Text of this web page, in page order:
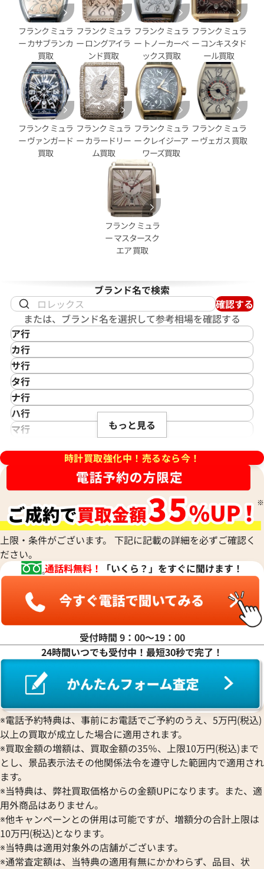
フランク ミュラ
ー カサブランカ
買取
フランク ミュラ
ー ロングアイラ
ンド買取
フランク ミュラ
ー トノーカーベ
ックス買取
フランク ミュラ
ー コンキスタド
ール買取
フランク ミュラ
ー ヴァンガード
買取
フランク ミュラ
ー カラードリー
ム買取
フランク ミュラ
ー クレイジーア
ワーズ買取
フランク ミュラ
ー ヴェガス 買取
フランク ミュラ
ー マスタースク
エア 買取
ブランド名で検索
確認する
または、ブランド名を選択して参考相場を確認する
ア行
IKEPOD
アイクポッド
IWC
アイダブリューシー
Azimuth
アジムース
ANONIMO
Alain Silberstein
アラン・シルベスタイン
Armand Nicolet
アルマン・ニコレ
WALTHAM
ウォルサム
HUBLOT
ウブロ
ETERNA
エテルナ
EDOX
エドックス
EBERHARD
エベラール
EBEL
エベル
EPOS
Hermes
エルメス
OMEGA
オメガ
ORIENT
オリエント
ORIS
オリス
Audemars Piguet
オーデマ ピゲ
Vacheron Constantin
カ行
CASIO
カシオ
Cartier
カルティエ
Gaga Milano
ガガミラノ
Quinting
クインティング
Cuervo y Sobrinos
クエルボ・イ・ソブリノス
CVSTOS
クストス
Chronoswiss
クロノスイス
GUCCI
グッチ
Graham
グラハム
グランドセイコー
CORUM
コルム
Concord
コンコルド
サ行
Saint Laurent
サンローラン
Shellman
シェルマン
CITIZEN
シチズン
Chopard
ショパール
CHAUMET
ショーメ
Jacob & Co.
ジェイコブ
Gerald Genta
ジェラルド・ジェンタ
Jaeger-LeCoultre
ジャケ・ドロー
Girard-Perregaux
ジラール・ペルゴ
Sinn
ジン
STOWA
ストーヴァ
SEIKO
セイコー
CENTURY
センチュリー
ZENITH
ゼニス
タ行
TAG Heuer
タグ・ホイヤー
Daniel Roth
ダニエル・ロート
TUDOR
チューダー(チュードル)
ティファニー
Dior
ディオール
ナ行
NOMOS Glashütte
ノモス グラスヒュッテ
ハ行
Hamilton
Harry Winston
ハリー・ウィンストン
Patek Philippe
Panerai
パネライ
Parmigiani Fleurier
パルミジャーニ・フルリエ
Piaget
PIERRE KUNZ
ピエール・クンツ
FRANCK MULLER
フランク ミュラー
BOUCHERON
ブシュロン
BREITLING
ブライトリング
Blancpain
ブランパン
BVLGARI
ブルガリ
Breguet
ブレゲ
BULOVA
ブローバ
Bell & Ross
ベル＆ロス
BAUME＆MERCIER
マ行
MAURICE LACROIX
モーリス・ラクロア
RALPH LAUREN
ラルフ ローレン
リシャール・ミル
Louis Vuitton
ルイ・ヴィトン
Luminox
ルミノックス
Ressence
ROGER DUBUIS
ロジェ・デュブイ
ROLEX
ロレックス
LONGINES
ロンジン
もっと見る
時計買取強化中！売るなら今！
上限・条件がございます。 下記に記載の詳細を必ずご確認く
ださい。
通話料無料！
「いくら？」をすぐに聞けます！
受付時間 9：00〜19：00
24時間いつでも受付中！最短30秒で完了！
※電話予約特典は、事前にお電話でご予約のうえ、5万円(税込)
以上の買取が成立した場合に適用されます。
※買取金額の増額は、買取金額の35％、上限10万円(税込)まで
とし、景品表示法その他関係法令を遵守した範囲内で適用され
ます。
※当特典は、弊社買取価格からの金額UPになります。また、適
用外商品はありません。
※他キャンペーンとの併用は可能ですが、増額分の合計上限は
10万円(税込)となります。
※当特典は適用対象外の店舗がございます。
※通常査定額は、当特典の適用有無にかかわらず、品目、状